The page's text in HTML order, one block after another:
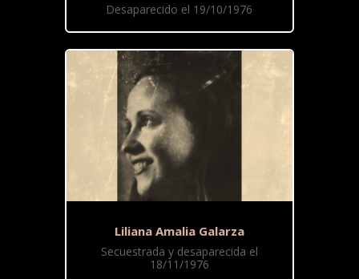
Desaparecido el 19/10/1976
Liliana Amalia Galarza
Secuestrada y desaparecida el
18/11/1976